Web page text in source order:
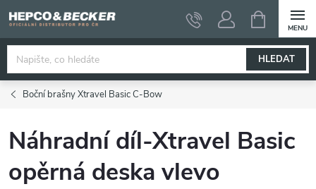
na
obsah
HLEDAT
NÁKUPNÍ
KOŠÍK
Boční brašny Xtravel Basic C-Bow
Náhradní díl-Xtravel Basic
opěrná deska vlevo